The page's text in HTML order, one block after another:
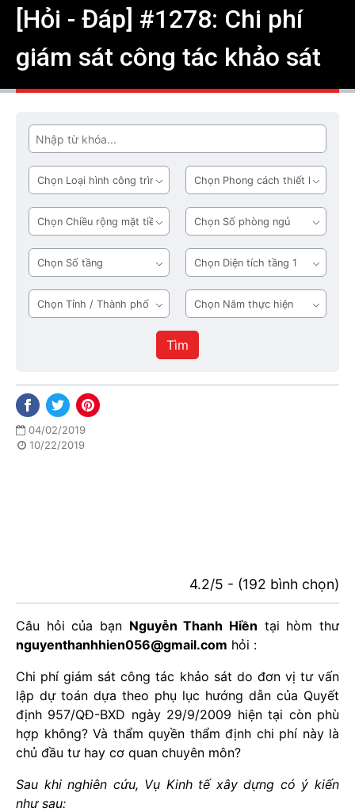
[Hỏi - Đáp] #1278: Chi phí
giám sát công tác khảo sát
Tìm
Loại
hình
công
trình
Phong
cách
thiết
kế
Chiều
rộng
mặt
tiền
Số
phòng
ngủ
Số
tầng
Diện
tích
tầng
1
Tỉnh
/
Năm
thực
hiện
Tìm
04/02/2019
10/22/2019
4.2/5 - (192 bình chọn)
Câu hỏi của bạn Nguyễn Thanh Hiền tại hòm thư
nguyenthanhhien056@gmail.com hỏi :
Chi phí giám sát công tác khảo sát do đơn vị tư vấn
lập dự toán dựa theo phụ lục hướng dẫn của Quyết
định 957/QĐ-BXD ngày 29/9/2009 hiện tại còn phù
hợp không? Và thẩm quyền thẩm định chi phí này là
chủ đầu tư hay cơ quan chuyên môn?
Sau khi nghiên cứu, Vụ Kinh tế xây dựng có ý kiến
như sau: